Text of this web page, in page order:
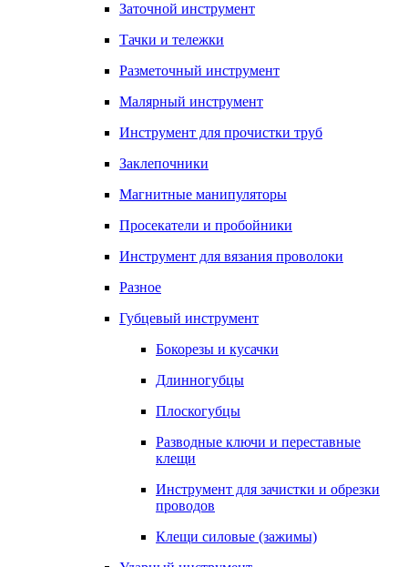
Заточной инструмент
Тачки и тележки
Разметочный инструмент
Малярный инструмент
Инструмент для прочистки труб
Заклепочники
Магнитные манипуляторы
Просекатели и пробойники
Инструмент для вязания проволоки
Разное
Губцевый инструмент
Бокорезы и кусачки
Длинногубцы
Плоскогубцы
Разводные ключи и переставные
клещи
Инструмент для зачистки и обрезки
проводов
Клещи силовые (зажимы)